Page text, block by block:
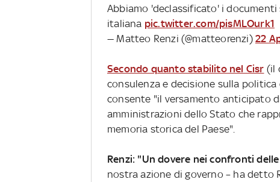
Abbiamo 'declassificato' i
italiana pic.twitter.com/pisMLOurk1
— Matteo Renzi (@matteorenzi) 22
Secondo quanto stabilito nel Cisr (il
consulenza e decisione sulla
consente "il versamento anticipato
amministrazioni dello Stato che
memoria storica del Paese".
Renzi: "Un dovere nei confronti
nostra azione di governo – ha detto